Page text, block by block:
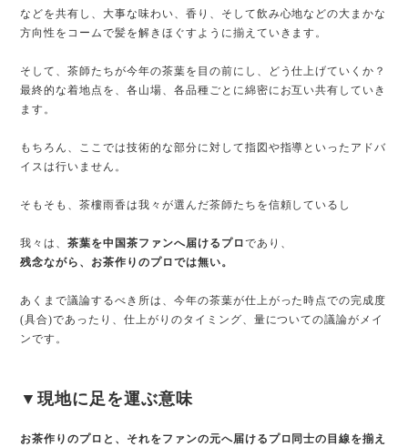
などを共有し、大事な味わい、香り、そして飲み心地などの大まかな
方向性をコームで髪を解きほぐすように揃えていきます。
そして、茶師たちが今年の茶葉を目の前にし、どう仕上げていくか？
最終的な着地点を、各山場、各品種ごとに綿密にお互い共有していき
ます。
もちろん、ここでは技術的な部分に対して指図や指導といったアドバ
イスは行いません。
そもそも、茶樓雨香は我々が選んだ茶師たちを信頼しているし
我々は、茶葉を中国茶ファンへ届けるプロであり、
残念ながら、お茶作りのプロでは無い。
あくまで議論するべき所は、今年の茶葉が仕上がった時点での完成度
(具合)であったり、仕上がりのタイミング、量についての議論がメイ
ンです。
▼現地に足を運ぶ意味
お茶作りのプロと、それをファンの元へ届けるプロ同士の目線を揃え